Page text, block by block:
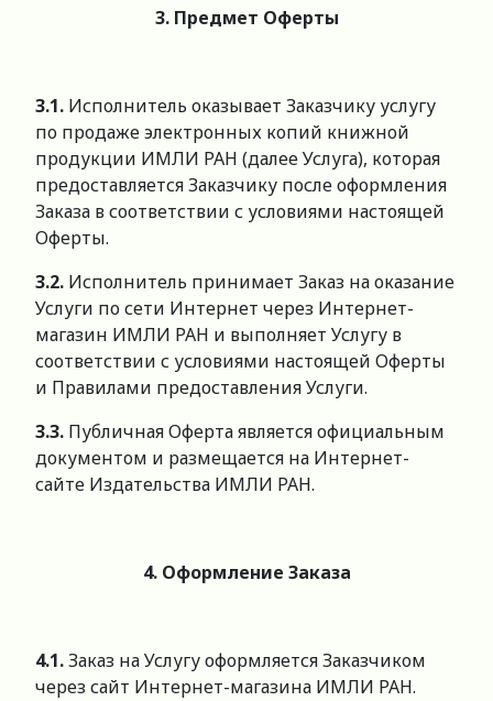
3. Предмет Оферты
3.1. Исполнитель оказывает Заказчику услугу
по продаже электронных копий книжной
продукции ИМЛИ РАН (далее Услуга), которая
предоставляется Заказчику после оформления
Заказа в соответствии с условиями настоящей
Оферты.
3.2. Исполнитель принимает Заказ на оказание
Услуги по сети Интернет через Интернет-
магазин ИМЛИ РАН и выполняет Услугу в
соответствии с условиями настоящей Оферты
и Правилами предоставления Услуги.
3.3. Публичная Оферта является официальным
документом и размещается на Интернет-
сайте Издательства ИМЛИ РАН.
4. Оформление Заказа
4.1.Заказ на Услугу оформляется Заказчиком
через сайт Интернет-магазина ИМЛИ РАН.